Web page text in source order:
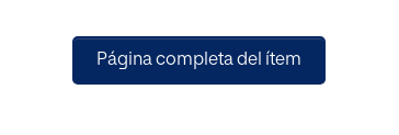
múltiples se constituyen en una
hacia el proyecto de vida de los
Página completa del ítem